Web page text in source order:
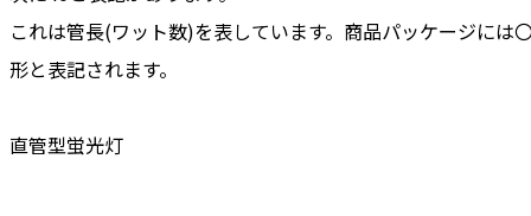
これは管長(ワット数)を表しています。 商品パッケージには
形と表記されます。
直管型蛍光灯